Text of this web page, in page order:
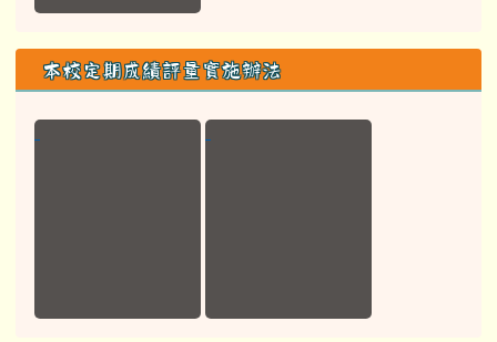
本校定期成績評量實施辦法